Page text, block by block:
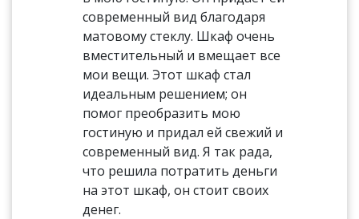
современный вид благодаря
матовому стеклу. Шкаф очень
вместительный и вмещает все
мои вещи. Этот шкаф стал
идеальным решением; он
помог преобразить мою
гостиную и придал ей свежий и
современный вид. Я так рада,
что решила потратить деньги
на этот шкаф, он стоит своих
денег.